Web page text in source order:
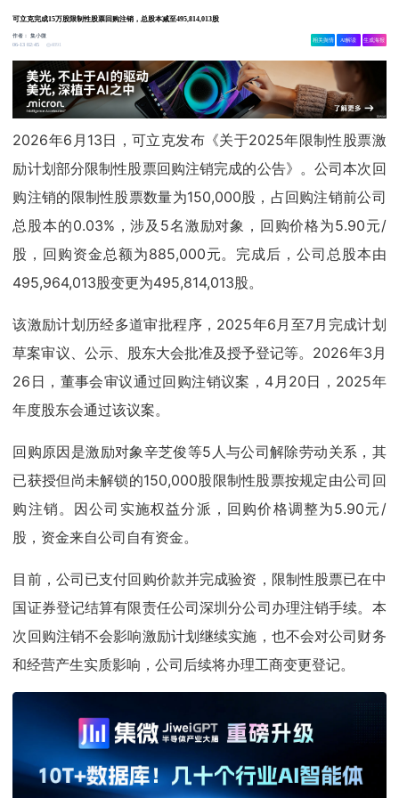
可立克完成15万股限制性股票回购注销，总股本减至495,814,013股
作者：集小微
06-13 02:45
4891
相关舆情 AI解读 生成海报
2026年6月13日，可立克发布《关于2025年限制性股票激
励计划部分限制性股票回购注销完成的公告》。公司本次回
购注销的限制性股票数量为150,000股，占回购注销前公司
总股本的0.03%，涉及5名激励对象，回购价格为5.90元/
股，回购资金总额为885,000元。完成后，公司总股本由
495,964,013股变更为495,814,013股。
该激励计划历经多道审批程序，2025年6月至7月完成计划
草案审议、公示、股东大会批准及授予登记等。2026年3月
26日，董事会审议通过回购注销议案，4月20日，2025年
年度股东会通过该议案。
回购原因是激励对象辛芝俊等5人与公司解除劳动关系，其
已获授但尚未解锁的150,000股限制性股票按规定由公司回
购注销。因公司实施权益分派，回购价格调整为5.90元/
股，资金来自公司自有资金。
目前，公司已支付回购价款并完成验资，限制性股票已在中
国证券登记结算有限责任公司深圳分公司办理注销手续。本
次回购注销不会影响激励计划继续实施，也不会对公司财务
和经营产生实质影响，公司后续将办理工商变更登记。